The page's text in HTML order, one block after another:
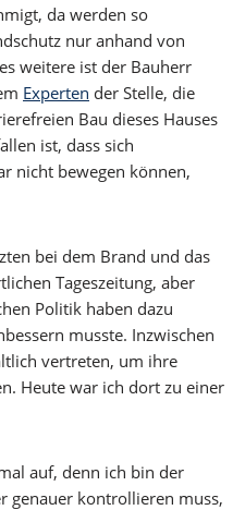
da werden so
nur anhand von
weitere ist der Bauherr
Experten der Stelle, die
Bau dieses Hauses
ist, dass sich
nicht bewegen können,
bei dem Brand und das
Tageszeitung, aber
Politik haben dazu
musste. Inzwischen
vertreten, um ihre
Heute war ich dort zu einer
auf, denn ich bin der
genauer kontrollieren muss,